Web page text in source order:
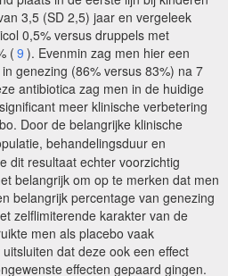
3,5 (SD 2,5) jaar en vergeleek
0,5% versus druppels met
( 9 ). Evenmin zag men hier een
genezing (86% versus 83%) na 7
antibiotica zag men in de huidige
meer klinische verbetering
Door de belangrijke klinische
behandelingsduur en
dit resultaat echter voorzichtig
belangrijk om op te merken dat men
belangrijk percentage van genezing
zelflimiterende karakter van de
men als placebo vaak
dat deze ook een effect
effecten gepaard gingen.